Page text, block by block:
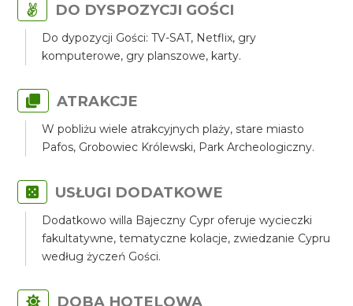
DO DYSPOZYCJI GOŚCI
Do dypozycji Gości: TV-SAT, Netflix, gry
komputerowe, gry planszowe, karty.
ATRAKCJE
W pobliżu wiele atrakcyjnych plaży, stare miasto
Pafos, Grobowiec Królewski, Park Archeologiczny.
USŁUGI DODATKOWE
Dodatkowo willa Bajeczny Cypr oferuje wycieczki
fakultatywne, tematyczne kolacje, zwiedzanie Cypru
według życzeń Gości.
DOBA HOTELOWA